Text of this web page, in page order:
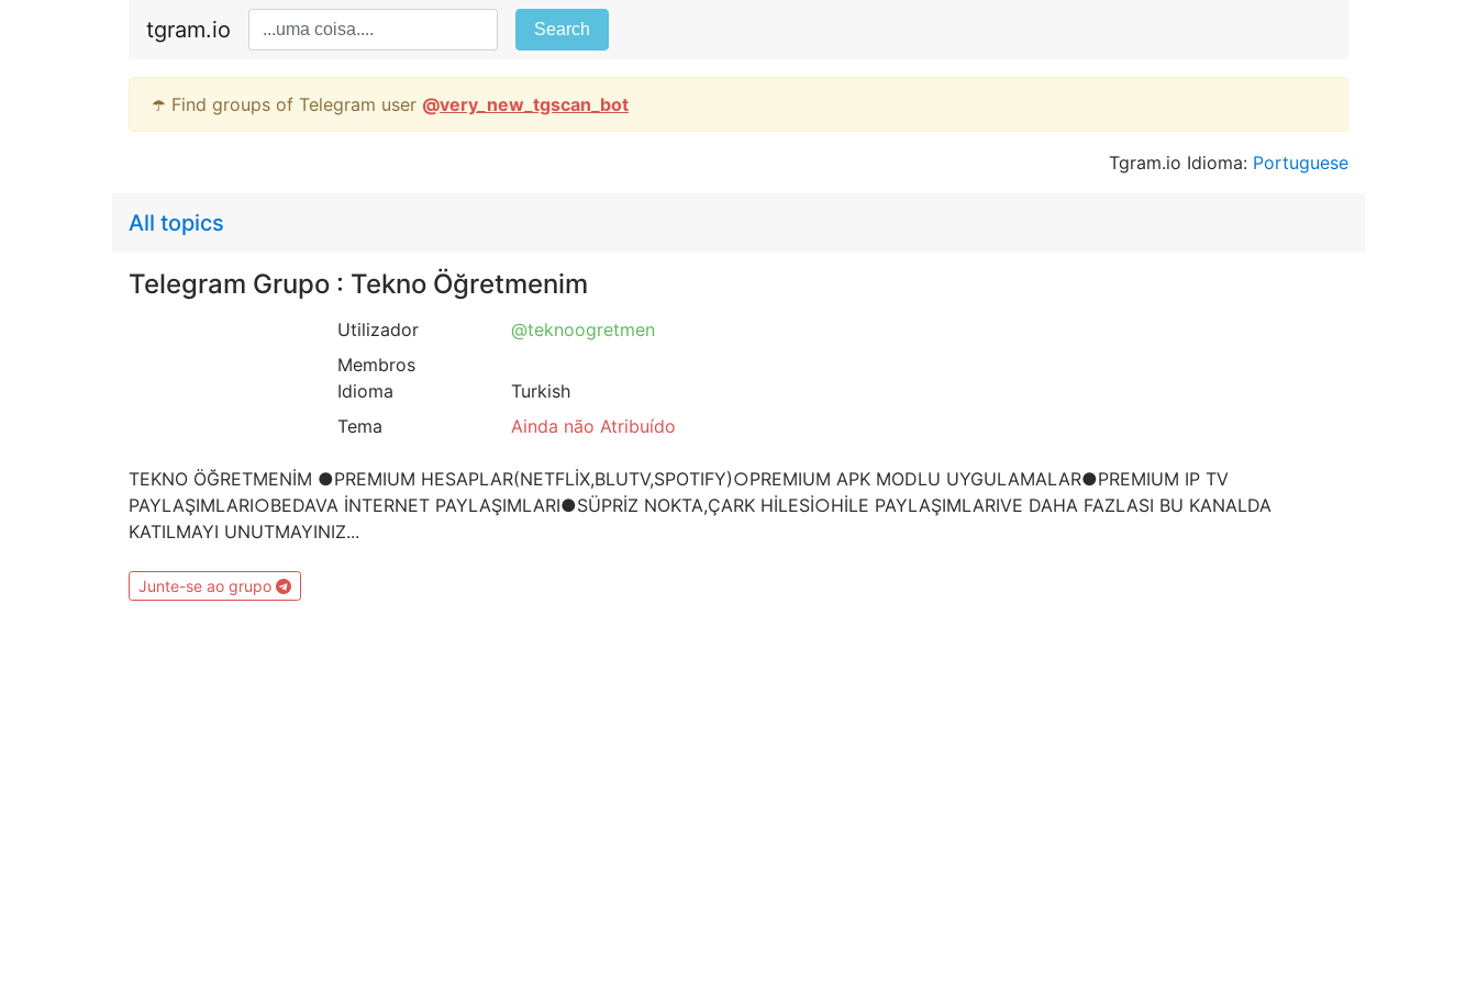
tgram.io Search
☂️ Find groups of Telegram user @very_new_tgscan_bot
Tgram.io Idioma: Portuguese
All topics
Telegram Grupo : Tekno Öğretmenim
Utilizador
@teknoogretmen
Membros
Idioma
Turkish
Tema
Ainda não Atribuído
TEKNO ÖĞRETMENİM ●PREMIUM HESAPLAR(NETFLİX,BLUTV,SPOTIFY)○PREMIUM APK MODLU UYGULAMALAR●PREMIUM IP TV
PAYLAŞIMLARI○BEDAVA İNTERNET PAYLAŞIMLARI●SÜPRİZ NOKTA,ÇARK HİLESİ○HİLE PAYLAŞIMLARIVE DAHA FAZLASI BU KANALDA
KATILMAYI UNUTMAYINIZ...
Junte-se ao grupo